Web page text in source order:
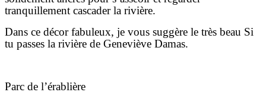
tranquillement cascader la rivière.
Dans ce décor fabuleux, je vous suggère le très beau Si
tu passes la rivière de Geneviève Damas.
Parc de l’érablière